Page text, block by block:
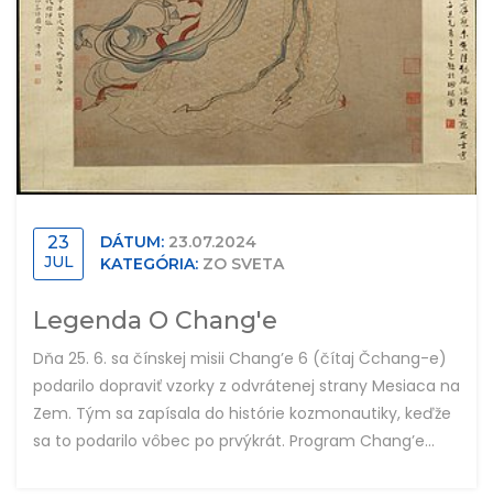
23
JUL
DÁTUM: 23.07.2024
KATEGÓRIA: ZO SVETA
Legenda O Chang'e
Dňa 25. 6. sa čínskej misii Chang’e 6 (čítaj Čchang-e)
podarilo dopraviť vzorky z odvrátenej strany Mesiaca na
Zem. Tým sa zapísala do histórie kozmonautiky, keďže
sa to podarilo vôbec po prvýkrát. Program Chang’e...